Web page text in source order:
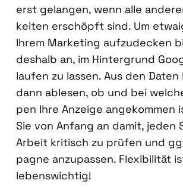
erst gelan­gen, wenn alle
kei­ten erschöpft sind. Um
Ihrem Mar­ke­ting auf­zu­de­cken
des­halb an, im Hin­ter­grund
lau­fen zu las­sen. Aus den Daten
dann able­sen, ob und bei
pen Ihre Anzei­ge ange­kom­men
Sie von Anfang an damit, jeden
Arbeit kri­tisch zu prü­fen und
pa­gne anzu­pas­sen. Fle­xi­bi­li­tät
lebens­wich­tig!